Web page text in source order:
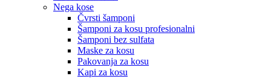
Nega kose
Čvrsti šamponi
Šamponi za kosu profesionalni
Šamponi bez sulfata
Maske za kosu
Pakovanja za kosu
Kapi za kosu